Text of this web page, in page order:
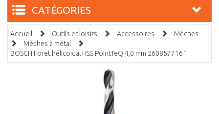
CATÉGORIES
Accueil Outils et loisirs Accessoires
Mèches
Mèches à métal
BOSCH Foret hélicoidal HSS PointTeQ 4,0 mm 2608577161